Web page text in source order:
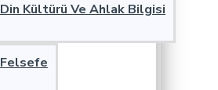
Din Kültürü Ve Ahlak Bilgisi
Felsefe